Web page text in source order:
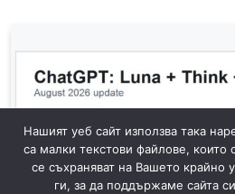
Нашият уеб сайт използва така
са малки текстови файлове, които
се съхраняват на Вашето крайно
ги, за да поддържаме сайта